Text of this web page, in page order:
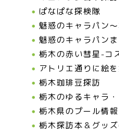
ぱなぱな探検隊
魅惑のキャラパン
魅惑のキャラパン
栃木の赤い彗星-コ
アトリエ通りに絵
栃木珈琲豆探訪
栃木のゆるキャラ
栃木県のプール情報
栃木探訪本＆グッズ